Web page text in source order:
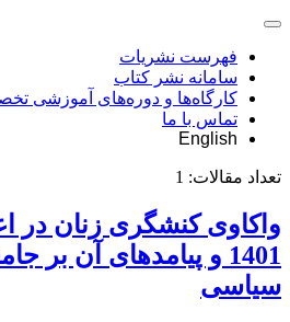
فهرست نشریات
سامانه نشر کتاب
کارگاه‌ها و دوره‌های آموزشی
تماس با ما
English
تعداد مقالات: 1
واکاوی کنشگری زنان در
1401 و پیامد‌های آن بر
سیاسی